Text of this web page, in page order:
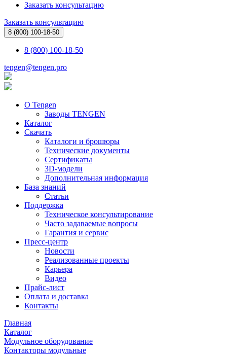
Заказать консультацию
Заказать консультацию
8 (800) 100-18-50
8 (800) 100-18-50
tengen@tengen.pro
О Tengen
Заводы TENGEN
Каталог
Скачать
Каталоги и брошюры
Технические документы
Сертификаты
3D-модели
Дополнительная информация
База знаний
Статьи
Поддержка
Техническое консультирование
Часто задаваемые вопросы
Гарантия и сервис
Пресс-центр
Новости
Реализованные проекты
Карьера
Видео
Прайс-лист
Оплата и доставка
Контакты
Главная
Каталог
Модульное оборудование
Контакторы модульные